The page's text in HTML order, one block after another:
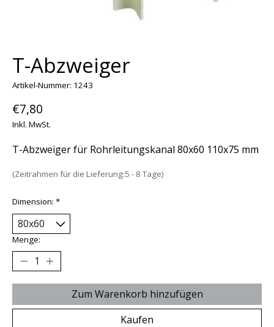
T-Abzweiger
Artikel-Nummer: 1243
€7,80
Inkl. MwSt.
T-Abzweiger für Rohrleitungskanal 80x60 110x75 mm
(Zeitrahmen für die Lieferung:5 - 8 Tage)
Dimension: *
Menge:
Zum Warenkorb hinzufügen
Kaufen